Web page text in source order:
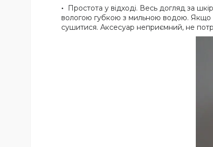
Простота у відході. Весь догляд за
вологою губкою з мильною водою. Якщо
сушитися. Аксесуар неприємний, не